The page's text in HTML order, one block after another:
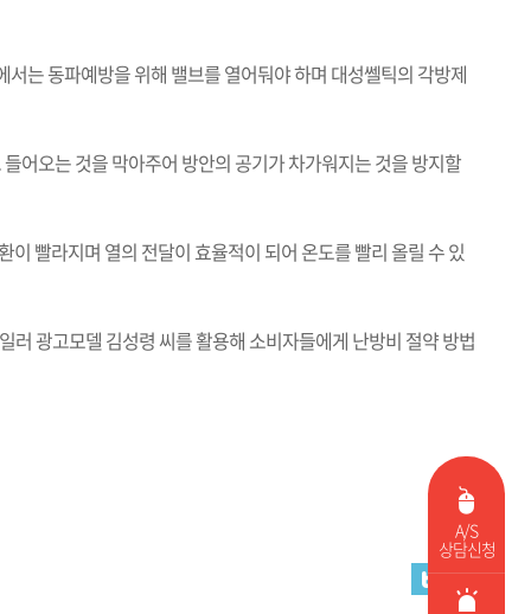
A/S
상담신청
는 동파예방을 위해 밸브를 열어둬야 하며 대성쎌틱의 각방제
어오는 것을 막아주어 방안의 공기가 차가워지는 것을 방지할
빨라지며 열의 전달이 효율적이 되어 온도를 빨리 올릴 수 있
광고모델 김성령 씨를 활용해 소비자들에게 난방비 절약 방법